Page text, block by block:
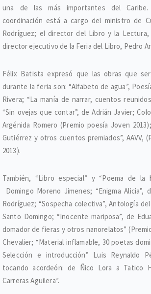
una de las más importantes del
coordinación está a cargo del ministro de
Rodríguez; el director del Libro y la
director ejecutivo de la Feria del Libro, Pedro
Félix Batista expresó que las obras que
durante la feria son: “Alfabeto de agua”,
Rivera; “La manía de narrar, cuentos
“Sin ovejas que contar”, de Adrián Javier;
Argénida Romero (Premio poesía Joven
Gutiérrez y otros cuentos premiados”, AAVV,
2013).
También, “Libro especial” y “Poema de la
Domingo Moreno Jimenes; “Enigma Alicia”,
Rodríguez; “Sospecha colectiva”, Antología
Santo Domingo; “Inocente mariposa”, de
domador de fieras y otros nanorelatos”
Chevalier; “Material inflamable, 30 poetas
Selección e introducción” Luis Reynaldo
tocando acordeón: de Ñico Lora a Tatico
Carreras Aguilera”.